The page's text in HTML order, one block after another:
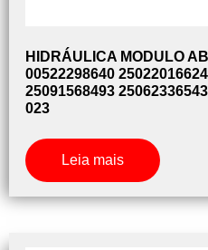
HIDRÁULICA MODULO
00522298640
25091568493
023
Leia mais